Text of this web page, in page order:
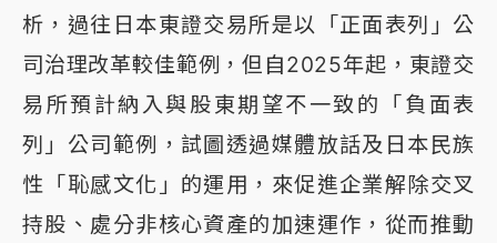
析，過往日本東證交易所是以「正面表列」公
司治理改革較佳範例，但自2025年起，東證交
易所預計納入與股東期望不一致的「負面表
列」公司範例，試圖透過媒體放話及日本民族
性「恥感文化」的運用，來促進企業解除交叉
持股、處分非核心資產的加速運作，從而推動